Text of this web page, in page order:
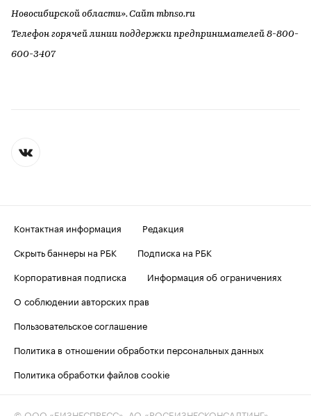
Новосибирской области». Сайт mbnso.ru
Телефон горячей линии поддержки предпринимателей 8-800-
600-3407
Контактная информация
Редакция
Скрыть баннеры на РБК
Подписка на РБК
Корпоративная подписка
Информация об ограничениях
О соблюдении авторских прав
Пользовательское соглашение
Политика в отношении обработки персональных данных
Политика обработки файлов cookie